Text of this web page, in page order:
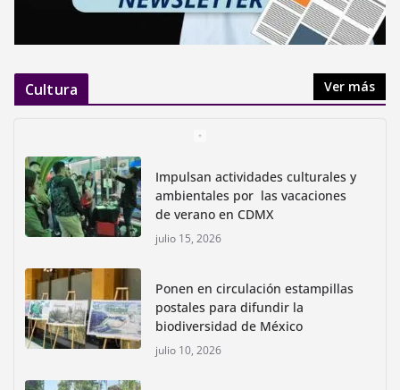
Cultura Ver más
Impulsan actividades culturales y
ambientales por las vacaciones
de verano en CDMX
julio 15, 2026
Ponen en circulación estampillas
postales para difundir la
biodiversidad de México
julio 10, 2026